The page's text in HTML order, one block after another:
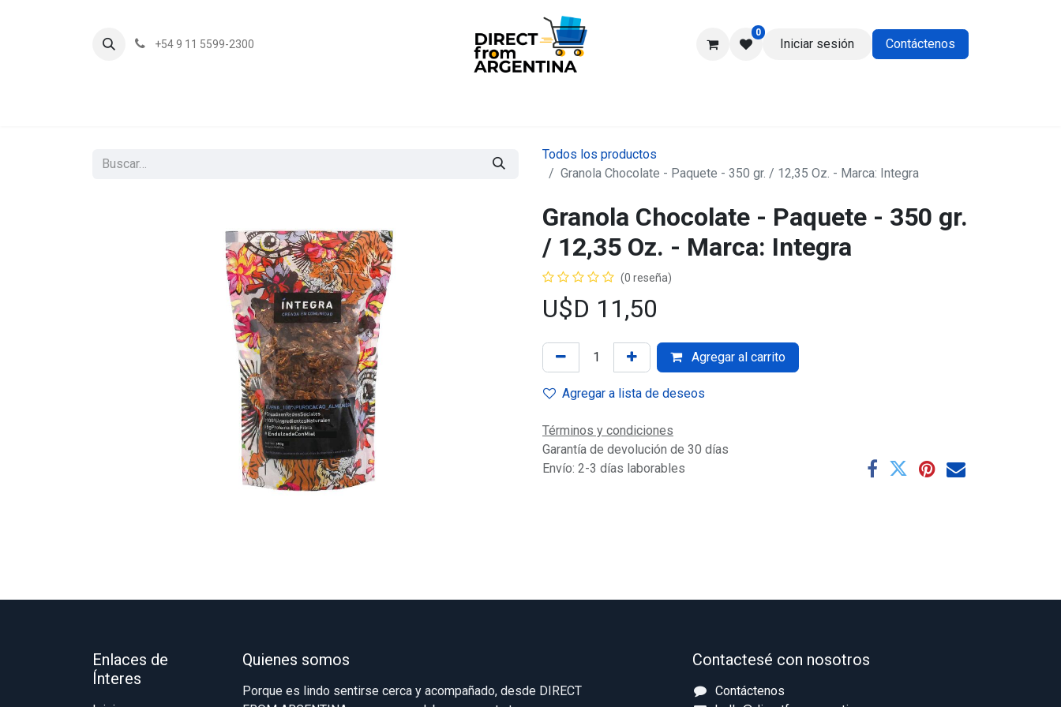
+54 9 11 5599-2300
0
Iniciar sesión Contáctenos
Todos los productos
Granola Chocolate - Paquete - 350 gr. / 12,35 Oz. - Marca: Integra
Granola Chocolate - Paquete - 350 gr.
/ 12,35 Oz. - Marca: Integra
(0 reseña)
U$D 11,50
Agregar al carrito
Agregar a lista de deseos
Términos y condiciones
Garantía de devolución de 30 días
Envío: 2-3 días laborables
Enlaces de
Ínteres
Quienes somos
Porque es lindo sentirse cerca y acompañado, desde DIRECT
Contactesé con nosotros
Contáctenos